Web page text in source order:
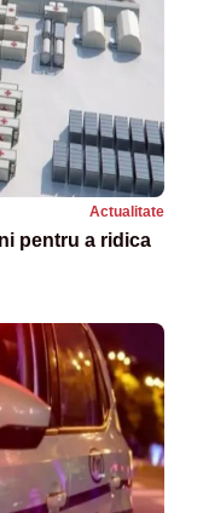
Actualitate
pentru a ridica